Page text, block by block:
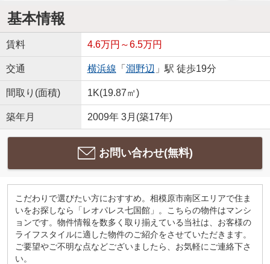
基本情報
賃料 4.6万円～6.5万円
交通 横浜線 「 淵野辺 」駅 徒歩19分
間取り(面積) 1K(19.87㎡)
築年月 2009年 3月(築17年)
お問い合わせ(無料)
こだわりで選びたい方におすすめ。相模原市南区エリアで住ま
いをお探しなら「レオパレス七国館」。こちらの物件はマンシ
ョンです。物件情報を数多く取り揃えている当社は、お客様の
ライフスタイルに適した物件のご紹介をさせていただきます。
ご要望やご不明な点などございましたら、お気軽にご連絡下さ
い。